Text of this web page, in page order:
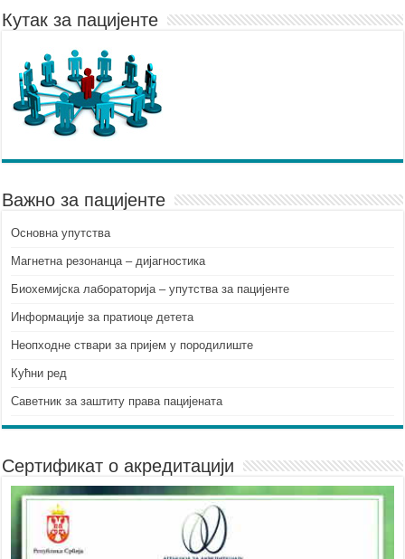
Кутак за пацијенте
Важно за пацијенте
Основна упутства
Mагнетна резонанца – дијагностика
Биохемијска лабораторија – упутства за пацијенте
Информације за пратиоце детета
Неопходне ствари за пријем у породилиште
Кућни ред
Саветник за заштиту права пацијената
Сертификат о акредитацији